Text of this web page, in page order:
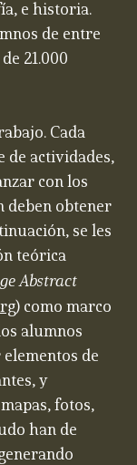
e historia.
de entre
21.000
Cada
de actividades,
con los
deben obtener
se les
teórica
Abstract
) como marco
alumnos
de
y
fotos,
han de